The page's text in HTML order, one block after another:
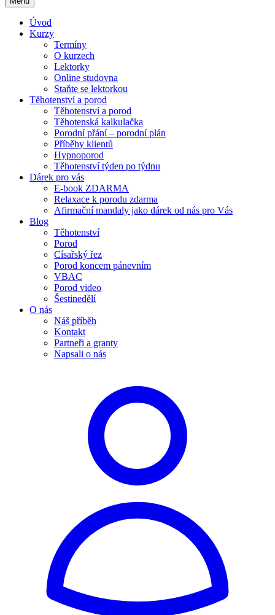
Úvod
Kurzy
Termíny
O kurzech
Lektorky
Online studovna
Staňte se lektorkou
Těhotenství a porod
Těhotenství a porod
Těhotenská kalkulačka
Porodní přání – porodní plán
Příběhy klientů
Hypnoporod
Těhotenství týden po týdnu
Dárek pro vás
E-book ZDARMA
Relaxace k porodu zdarma
Afirmační mandaly jako dárek od nás pro Vás
Blog
Těhotenství
Porod
Císařský řez
Porod koncem pánevním
VBAC
Porod video
Šestinedělí
O nás
Náš příběh
Kontakt
Partneři a granty
Napsali o nás